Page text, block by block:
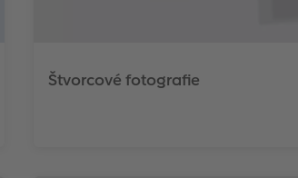
Štvorcové fotografie